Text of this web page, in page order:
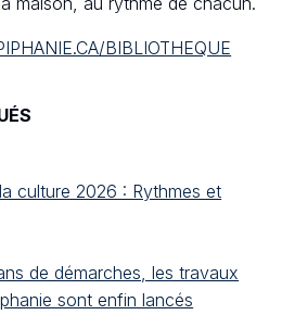
BIBLIOTHEQUE
culture 2026 : Rythmes et
de démarches, les travaux
sont enfin lancés